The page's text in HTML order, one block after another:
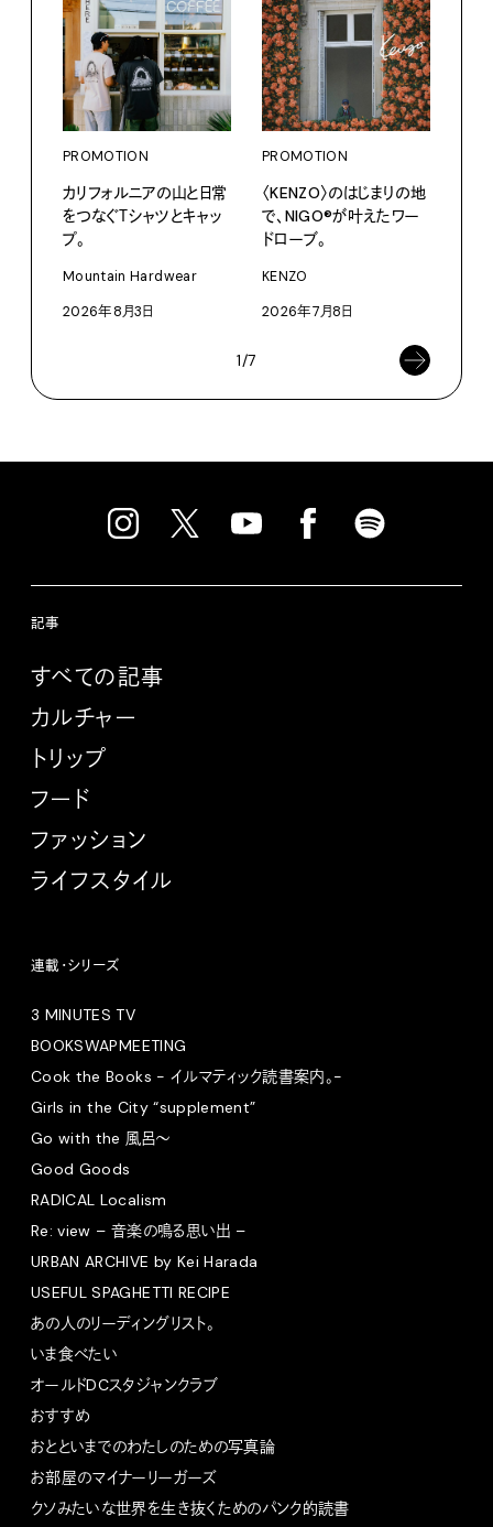
PROMOTION
カリフォルニアの山と日常
をつなぐＴシャツとキャッ
プ。
Mountain Hardwear
2026年8月3日
PROMOTION
〈KENZO〉のはじまりの地
で、NIGO®が叶えたワー
ドローブ。
KENZO
2026年7月8日
1/7
記事
すべての記事
カルチャー
トリップ
フード
ファッション
ライフスタイル
連載・シリーズ
3 MINUTES TV
BOOKSWAPMEETING
Cook the Books - イルマティック読書案内。-
Girls in the City “supplement”
Go with the 風呂〜
Good Goods
RADICAL Localism
Re: view – 音楽の鳴る思い出 –
URBAN ARCHIVE by Kei Harada
USEFUL SPAGHETTI RECIPE
あの人のリーディングリスト。
いま食べたい
オールドDCスタジャンクラブ
おすすめ
おとといまでのわたしのための写真論
お部屋のマイナーリーガーズ
クソみたいな世界を生き抜くためのパンク的読書